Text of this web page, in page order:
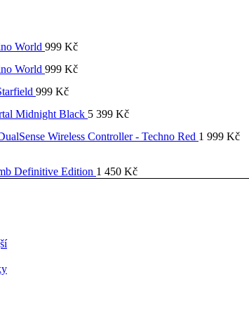
World 999 Kč
World 999 Kč
999 Kč
Midnight Black 5 399 Kč
Wireless Controller - Techno Red 1 999 Kč
Definitive Edition 1 450 Kč